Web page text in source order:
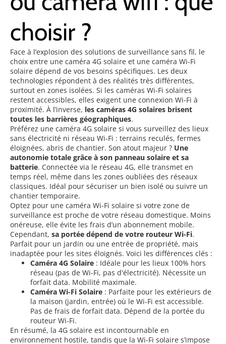
choisir ?
Face à l’explosion des solutions de surveillance sans fil, le
choix entre une caméra 4G solaire et une caméra Wi-Fi
solaire dépend de vos besoins spécifiques. Les deux
technologies répondent à des réalités très différentes,
surtout en zones isolées. Si les caméras Wi-Fi solaires
restent accessibles, elles exigent une connexion Wi-Fi à
proximité. À l’inverse, les caméras 4G solaires brisent
toutes les barrières géographiques.
Préférez une caméra 4G solaire si vous surveillez des lieux
sans électricité ni réseau Wi-Fi : terrains reculés, fermes
éloignées, abris de chantier. Son atout majeur ? Une
autonomie totale grâce à son panneau solaire et sa
batterie. Connectée via le réseau 4G, elle transmet en
temps réel, même dans les zones oubliées des réseaux
classiques. Idéal pour sécuriser un bien isolé ou suivre un
chantier temporaire.
Optez pour une caméra Wi-Fi solaire si votre zone de
surveillance est proche de votre réseau domestique. Moins
onéreuse, elle évite les frais d’un abonnement mobile.
Cependant, sa portée dépend de votre routeur Wi-Fi.
Parfait pour un jardin ou une entrée de propriété, mais
inadaptée pour les sites éloignés. Voici les différences clés :
Caméra 4G Solaire : Idéale pour les lieux 100% hors
réseau (pas de Wi-Fi, pas d'électricité). Nécessite un
forfait data. Mobilité maximale.
Caméra Wi-Fi Solaire : Parfaite pour les extérieurs de
la maison (jardin, entrée) où le Wi-Fi est accessible.
Pas de frais de forfait data. Dépend de la portée du
routeur Wi-Fi.
En résumé, la 4G solaire est incontournable en
environnement hostile, tandis que la Wi-Fi solaire s’impose